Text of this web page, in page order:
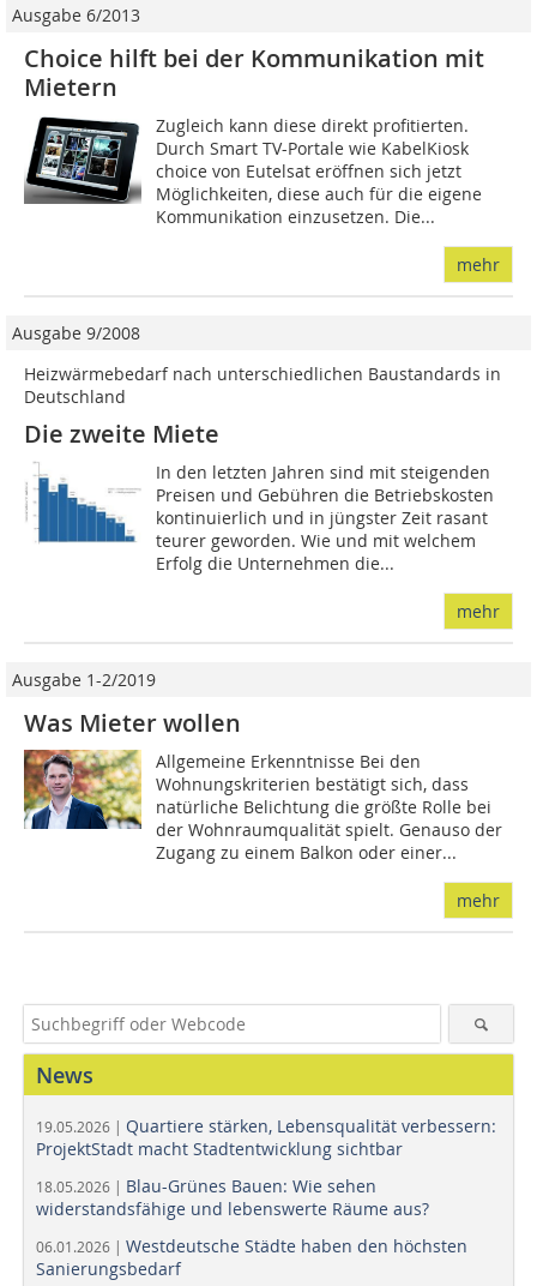
Ausgabe 6/2013
Choice hilft bei der ­Kommunikation mit
Mietern
Zugleich kann diese direkt profitierten.
Durch Smart TV-Portale wie KabelKiosk
choice von Eutelsat eröffnen sich jetzt
Möglichkeiten, diese auch für die eigene
Kommunikation einzusetzen. Die...
mehr
Ausgabe 9/2008
Heizwärmebedarf nach unterschiedlichen Baustandards in
Deutschland
Die zweite Miete
In den letzten Jahren sind mit steigenden
Preisen und Gebühren die Betriebskosten
kontinuierlich und in jüngster Zeit rasant
teurer geworden. Wie und mit welchem
Erfolg die Unternehmen die...
mehr
Ausgabe 1-2/2019
Was Mieter wollen
Allgemeine Erkenntnisse Bei den
Wohnungskriterien bestätigt sich, dass
natürliche Belichtung die größte Rolle bei
der Wohnraumqualität spielt. Genauso der
Zugang zu einem Balkon oder einer...
mehr
News
19.05.2026 | Quartiere stärken, Lebensqualität verbessern:
ProjektStadt macht Stadtentwicklung sichtbar
18.05.2026 | Blau-Grünes Bauen: Wie sehen
widerstandsfähige und lebenswerte Räume aus?
06.01.2026 | Westdeutsche Städte haben den höchsten
Sanierungsbedarf